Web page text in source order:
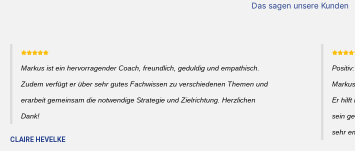
Das sagen unsere Kunden
Markus ist ein hervorragender Coach, freundlich, geduldig und empathisch.
Zudem verfügt er über sehr gutes Fachwissen zu verschiedenen Themen und
erarbeit gemeinsam die notwendige Strategie und Zielrichtung. Herzlichen
Dank!
CLAIRE HEVELKE
Er hilft
sein
sehr